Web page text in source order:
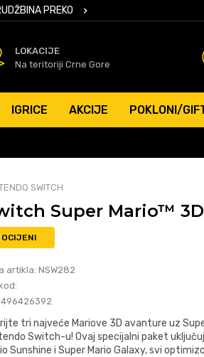
PREKO 50 EURSIGURNO PLAĆANJE
LOKACIJE
Na teritoriji Crne Gore
IGRICE AKCIJE POKLONI/
SWITCH
Super Mario™
OCIJENI
artikla: NSW282
tri najveće Mariove 3D avanture uz
Switch-u! Ovaj specijalni paket
Sunshine i Super Mario Galaxy, svi